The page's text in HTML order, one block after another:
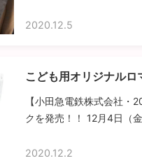
2020.12.5
こども用オリジナルロ
【小田急電鉄株式会社・
クを発売！！ 12月4日（
2020.12.2